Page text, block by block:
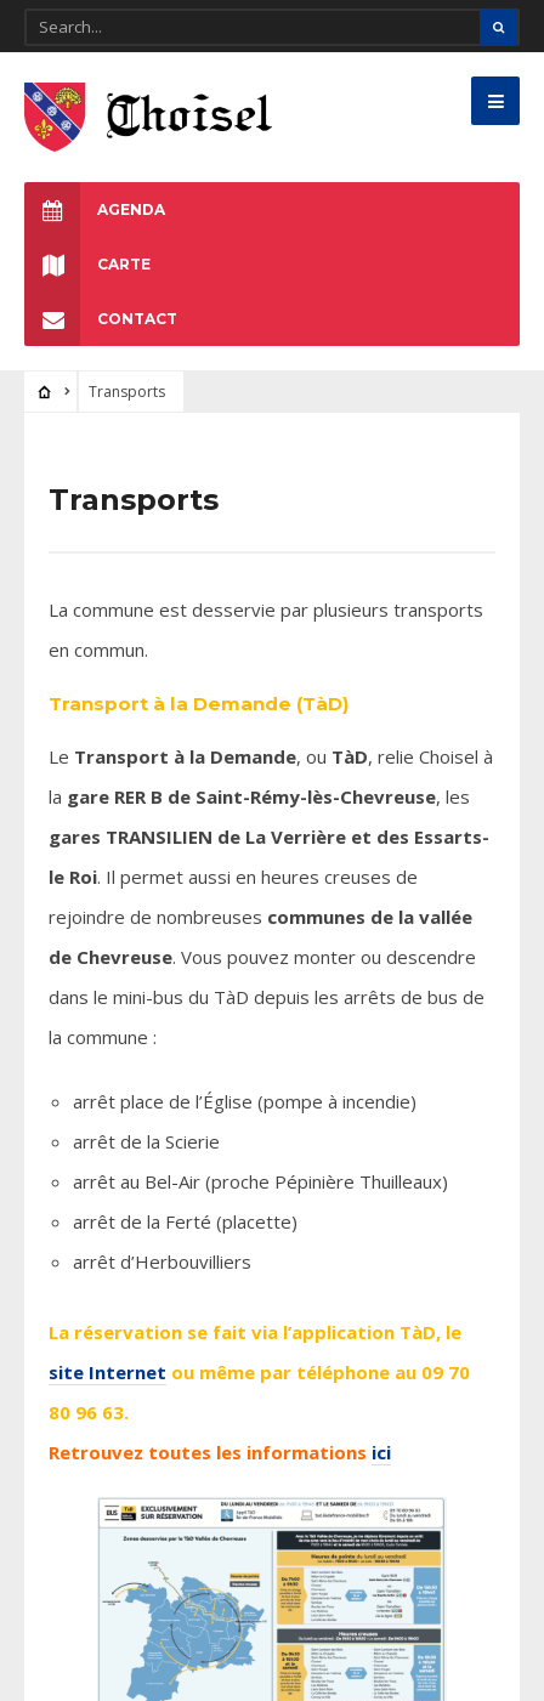
AGENDA
CARTE
CONTACT
Transports
Transports
La commune est desservie par plusieurs transports
en commun.
Transport à la Demande (TàD)
Le Transport à la Demande, ou TàD, relie Choisel à
la gare RER B de Saint-Rémy-lès-Chevreuse, les
gares TRANSILIEN de La Verrière et des Essarts-
le Roi. Il permet aussi en heures creuses de
rejoindre de nombreuses communes de la vallée
de Chevreuse. Vous pouvez monter ou descendre
dans le mini-bus du TàD depuis les arrêts de bus de
la commune :
arrêt place de l’Église (pompe à incendie)
arrêt de la Scierie
arrêt au Bel-Air (proche Pépinière Thuilleaux)
arrêt de la Ferté (placette)
arrêt d’Herbouvilliers
La réservation se fait via l’application TàD, le
site Internet ou même par téléphone au 09 70
80 96 63.
Retrouvez toutes les informations ici